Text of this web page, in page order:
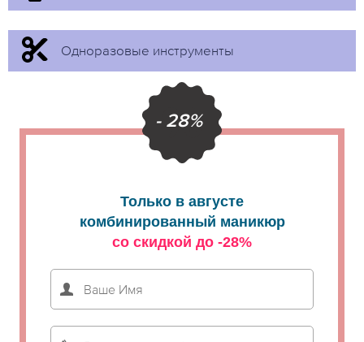
Одноразовые инструменты
- 28%
Только в августе
комбинированный маникюр
со скидкой до -28%